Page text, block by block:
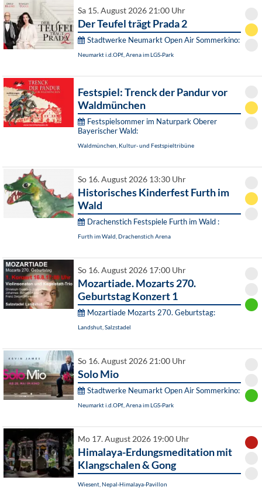
Sa 15. August 2026 21:00 Uhr
Der Teufel trägt Prada 2
Stadtwerke Neumarkt Open Air Sommerkino:
Neumarkt i.d.OPf., Arena im LGS-Park
Festspiel: Trenck der Pandur vor
Waldmünchen
Festspielsommer im Naturpark Oberer
Bayerischer Wald:
Waldmünchen, Kultur- und Festspieltribüne
So 16. August 2026 13:30 Uhr
Historisches Kinderfest Furth im
Wald
Drachenstich Festspiele Furth im Wald :
Furth im Wald, Drachenstich Arena
So 16. August 2026 17:00 Uhr
Mozartiade. Mozarts 270.
Geburtstag Konzert 1
Mozartiade Mozarts 270. Geburtstag:
Landshut, Salzstadel
So 16. August 2026 21:00 Uhr
Solo Mio
Stadtwerke Neumarkt Open Air Sommerkino:
Neumarkt i.d.OPf., Arena im LGS-Park
Mo 17. August 2026 19:00 Uhr
Himalaya-Erdungsmeditation mit
Klangschalen & Gong
Wiesent, Nepal-Himalaya-Pavillon